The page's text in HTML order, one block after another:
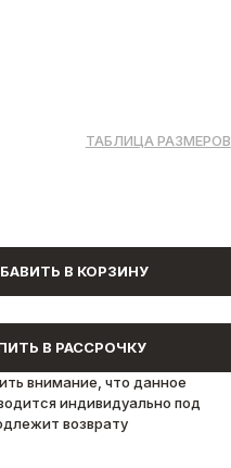
В КОРЗИНУ
В РАССРОЧКУ
внимание, что данное
индивидуально под
возврату
ТАБЛИЦА РАЗМЕРОВ